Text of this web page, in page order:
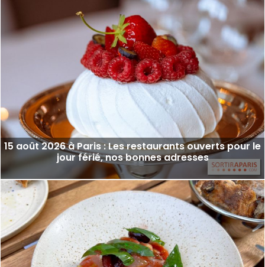
15 août 2026 à Paris : Les restaurants ouverts pour le
jour férié, nos bonnes adresses